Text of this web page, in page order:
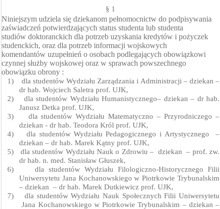
§ 1
Niniejszym udziela się dziekanom pełnomocnictw do podpisywania
zaświadczeń potwierdzających status studenta lub studenta
studiów doktoranckich dla potrzeb uzyskania kredytów i pożyczek
studenckich, oraz dla potrzeb informacji wojskowych
komendantów uzupełnień o osobach podlegających obowiązkowi
czynnej służby wojskowej oraz w sprawach powszechnego
obowiązku obrony :
1)
dla studentów Wydziału Zarządzania i Administracji – dziekan –
dr hab. Wojciech Saletra prof. UJK,
2)
dla studentów Wydziału Humanistycznego– dziekan – dr hab.
Janusz Detka prof. UJK,
3)
dla studentów Wydziału Matematyczno – Przyrodniczego –
dziekan - dr hab. Teodora Król prof. UJK,
4)
dla studentów Wydziału Pedagogicznego i Artystycznego
–
dziekan – dr hab. Marek Kątny prof. UJK,
5)
dla studentów Wydziału Nauk o Zdrowiu – dziekan – prof. zw.
dr hab. n. med. Stanisław Głuszek,
6)
dla studentów Wydziału Filologiczno-Historycznego Filii
Uniwersytetu Jana Kochanowskiego w Piotrkowie Trybunalskim
– dziekan – dr hab. Marek Dutkiewicz prof. UJK,
7)
dla studentów Wydziału Nauk Społecznych Filii Uniwersytetu
Jana Kochanowskiego w Piotrkowie Trybunalskim – dziekan –